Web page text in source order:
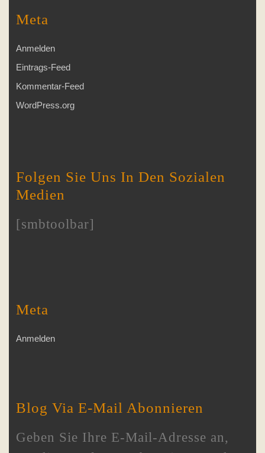
Meta
Anmelden
Eintrags-Feed
Kommentar-Feed
WordPress.org
Folgen Sie Uns In Den Sozialen
Medien
[smbtoolbar]
Meta
Anmelden
Blog Via E-Mail Abonnieren
Geben Sie Ihre E-Mail-Adresse an,